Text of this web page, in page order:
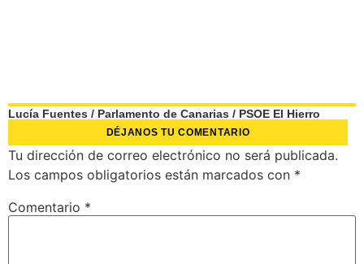
Lucía Fuentes / Parlamento de Canarias / PSOE El Hierro
DÉJANOS TU COMENTARIO
Tu dirección de correo electrónico no será publicada.
Los campos obligatorios están marcados con *
Comentario *